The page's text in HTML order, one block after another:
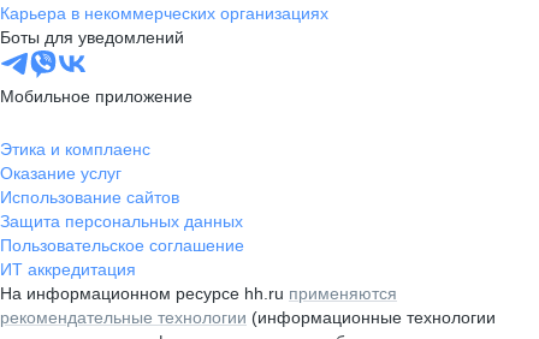
Карьера в некоммерческих организациях
Боты для уведомлений
Мобильное приложение
Этика и комплаенс
Оказание услуг
Использование сайтов
Защита персональных данных
Пользовательское соглашение
ИТ аккредитация
На информационном ресурсе hh.ru применяются
рекомендательные технологии (информационные технологии